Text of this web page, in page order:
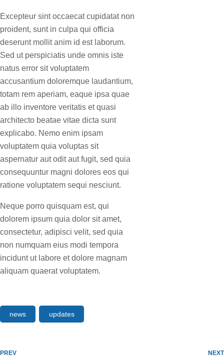
Excepteur sint occaecat cupidatat non
proident, sunt in culpa qui officia
deserunt mollit anim id est laborum.
Sed ut perspiciatis unde omnis iste
natus error sit voluptatem
accusantium doloremque laudantium,
totam rem aperiam, eaque ipsa quae
ab illo inventore veritatis et quasi
architecto beatae vitae dicta sunt
explicabo. Nemo enim ipsam
voluptatem quia voluptas sit
aspernatur aut odit aut fugit, sed quia
consequuntur magni dolores eos qui
ratione voluptatem sequi nesciunt.
Neque porro quisquam est, qui
dolorem ipsum quia dolor sit amet,
consectetur, adipisci velit, sed quia
non numquam eius modi tempora
incidunt ut labore et dolore magnam
aliquam quaerat voluptatem.
news updates
PREV NEXT